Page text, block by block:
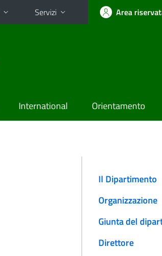
Servizi Area
International Orientamento
Il Dipartimento
Organizzazione
Giunta del
Direttore